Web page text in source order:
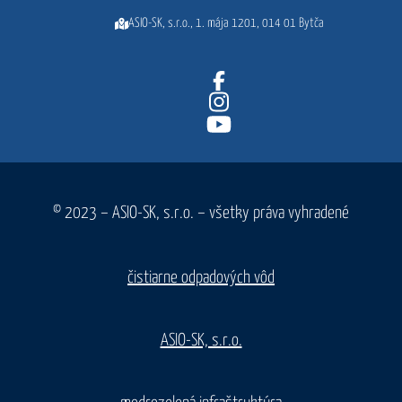
ASIO-SK, s.r.o., 1. mája 1201, 014 01 Bytča
© 2023 – ASIO-SK, s.r.o. – všetky práva vyhradené
čistiarne odpadových vôd
ASIO-SK, s.r.o.